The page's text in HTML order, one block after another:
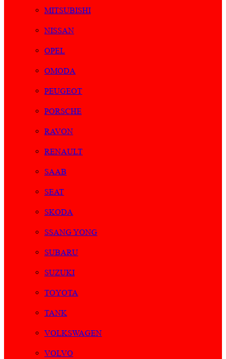
MITSUBISHI
NISSAN
OPEL
OMODA
PEUGEOT
PORSCHE
RAVON
RENAULT
SAAB
SEAT
SKODA
SSANG YONG
SUBARU
SUZUKI
TOYOTA
TANK
VOLKSWAGEN
VOLVO